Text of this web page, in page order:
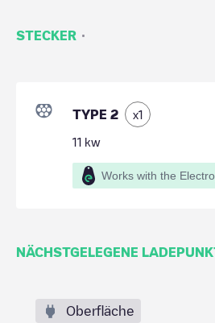
STECKER ·
TYPE 2 x1
11 kw
Works with the
NÄCHSTGELEGENE
Oberfläche